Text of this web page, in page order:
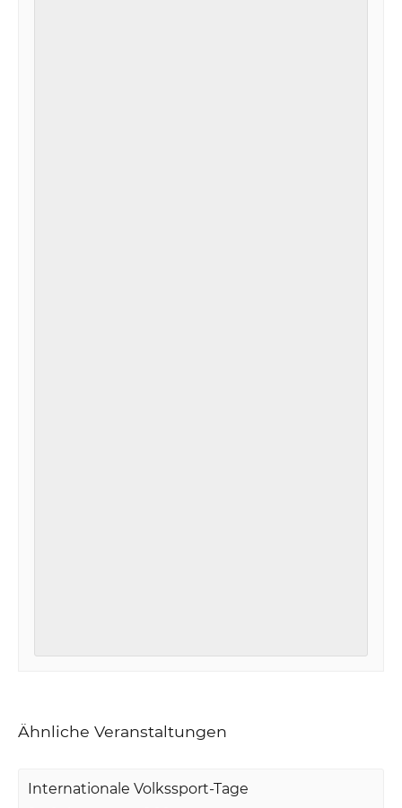
Ähnliche Veranstaltungen
Internationale Volkssport-Tage